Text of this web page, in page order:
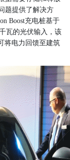
题提供了解决方
Boost充电桩基于
瓦的光伏输入，该
将电力回馈至建筑